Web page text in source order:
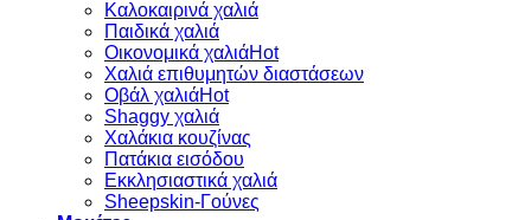
Καλοκαιρινά χαλιά
Παιδικά χαλιά
Οικονομικά χαλιά
Χαλιά επιθυμητών διαστάσεων
Οβάλ χαλιά
Shaggy χαλιά
Χαλάκια κουζίνας
Πατάκια εισόδου
Εκκλησιαστικά χαλιά
Sheepskin-Γούνες